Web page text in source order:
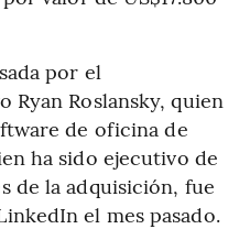
por el
Roslansky, quien
de oficina de
ha sido ejecutivo de
de la adquisición, fue
el mes pasado.